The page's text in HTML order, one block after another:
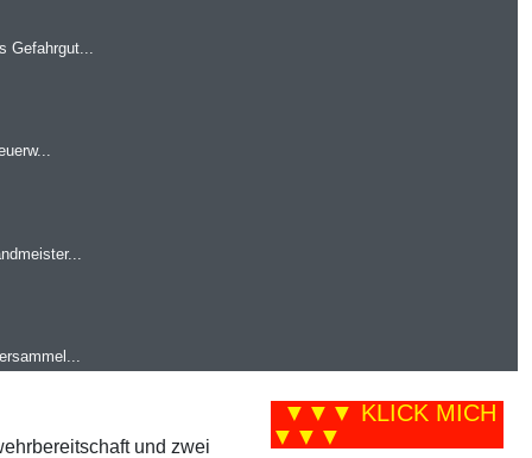
und zwei
▼▼▼ KLICK MICH
▼▼▼